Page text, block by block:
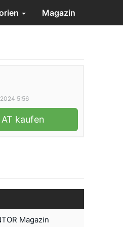
Magazin
5:56
kaufen
Magazin